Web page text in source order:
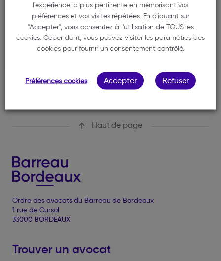
06 76 47 63 55
avocat@ferrand.ws
1 rue de la Maison Daurade
33000 BORDEAUX
Haut de page
Ordre des avocats du Barreau de Bordeaux
1 rue de Cursol
33000 BORDEAUX
Trouver un avocat
l'expérience la plus pertinente en mémorisant vos
préférences et vos visites répétées. En cliquant sur
"Accepter", vous consentez à l'utilisation de TOUS les
cookies. Cependant, vous pouvez visiter les paramètres des
cookies pour fournir un consentement contrôlé.
Préférences cookies Accepter Refuser